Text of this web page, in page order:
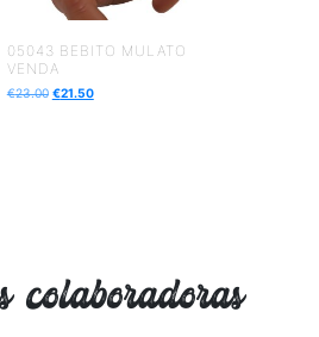
05043 BEBITO MULATO
VENDA
€23.00 €21.50